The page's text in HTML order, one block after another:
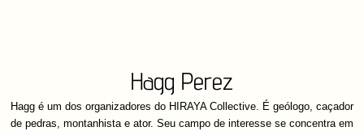
Hagg Perez
Hagg é um dos organizadores do HIRAYA Collective. É geólogo, caçador
de pedras, montanhista e ator. Seu campo de interesse se concentra em